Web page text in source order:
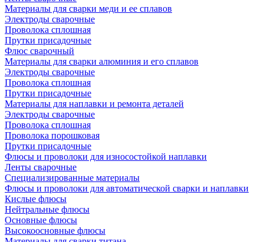
Материалы для сварки меди и ее сплавов
Электроды сварочные
Проволока сплошная
Прутки присадочные
Флюс сварочный
Материалы для сварки алюминия и его сплавов
Электроды сварочные
Проволока сплошная
Прутки присадочные
Материалы для наплавки и ремонта деталей
Электроды сварочные
Проволока сплошная
Проволока порошковая
Прутки присадочные
Флюсы и проволоки для износостойкой наплавки
Ленты сварочные
Специализированные материалы
Флюсы и проволоки для автоматической сварки и наплавки
Кислые флюсы
Нейтральные флюсы
Основные флюсы
Высокоосновные флюсы